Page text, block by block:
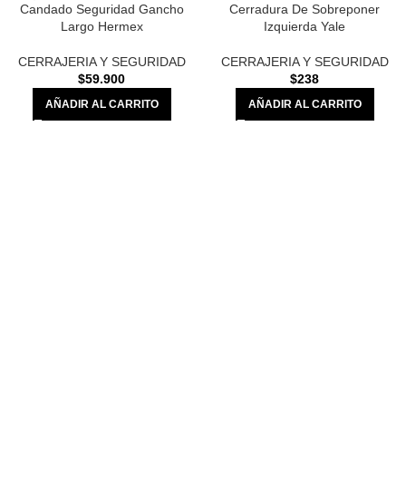
Candado Seguridad Gancho
Largo Hermex
CERRAJERIA Y SEGURIDAD
$59.900
AÑADIR AL CARRITO
Cerradura De Sobreponer
Izquierda Yale
CERRAJERIA Y SEGURIDAD
$238
AÑADIR AL CARRITO